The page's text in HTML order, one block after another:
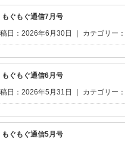
もぐもぐ通信7月号
日：2026年6月30日 ｜ カテゴリー：
もぐもぐ通信6月号
日：2026年5月31日 ｜ カテゴリー：
もぐもぐ通信5月号